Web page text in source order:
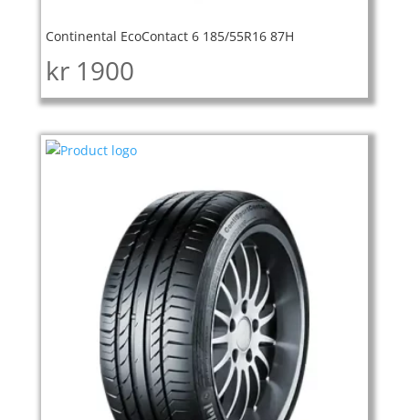
Continental EcoContact 6 185/55R16 87H
kr 1900